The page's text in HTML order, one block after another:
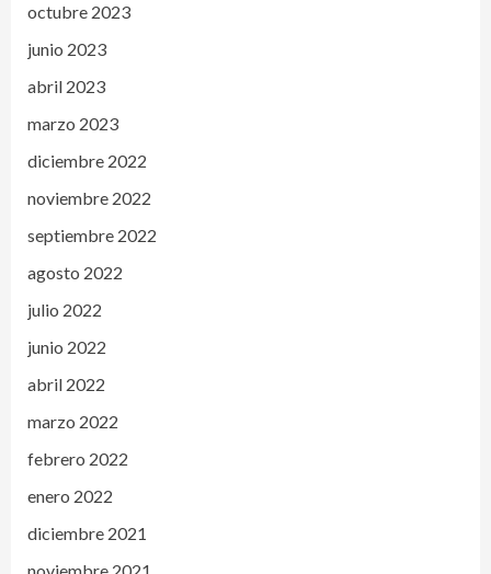
octubre 2023
junio 2023
abril 2023
marzo 2023
diciembre 2022
noviembre 2022
septiembre 2022
agosto 2022
julio 2022
junio 2022
abril 2022
marzo 2022
febrero 2022
enero 2022
diciembre 2021